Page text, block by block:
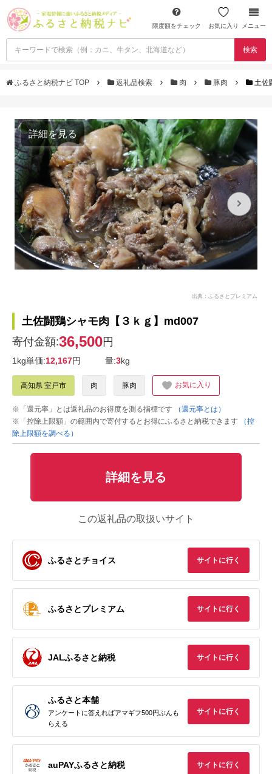
限度額をチェック お気に入り メニュー
検索
ふるさと納税ナビ TOP 返礼品検索 肉 豚肉 土佐
詳細を見る
出典：ふるさとプレミアム
土佐闘鶏シャモ肉【３ｋｇ】md007
寄付金額:36,500円
1kg単価:12,167円 量:3kg
高知県 室戸市 肉 豚肉 お気に入り
※「還元率」とは返礼品のお得度を測る指標です
（還元率とは）
※「控除上限額」の範囲内で寄付するとお得にふるさと納税できます
（控
除上限額を調べる）
詳細を見る
この返礼品の取扱いサイト
ふるさとチョイス サイトに行く
ふるさとプレミアム サイトに行く
JALふるさと納税 サイトに行く
ふるさと本舗
アンケートに答えればアマギフ500円ぶんも
らえる
サイトに行く
auPAYふるさと納税 サイトに行く